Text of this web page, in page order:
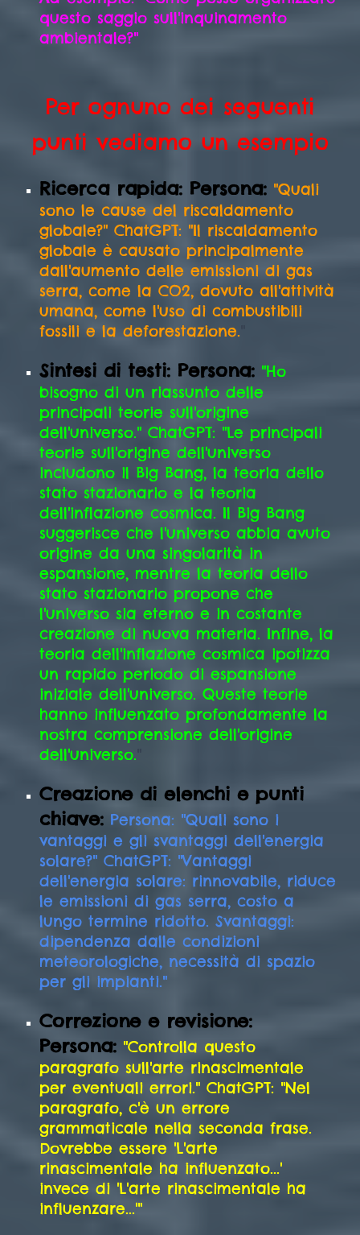
questo saggio sull'inquinamento
ambientale?"
Per ognuno dei seguenti
punti vediamo un esempio
Ricerca rapida: Persona: "Quali
sono le cause del riscaldamento
globale?" ChatGPT: "Il riscaldamento
globale è causato principalmente
dall'aumento delle emissioni di gas
serra, come la CO2, dovuto all'attività
umana, come l'uso di combustibili
fossili e la deforestazione.
Sintesi di testi: Persona: "Ho
bisogno di un riassunto delle
principali teorie sull'origine
dell'universo." ChatGPT: "Le principali
teorie sull'origine dell'universo
includono il Big Bang, la teoria dello
stato stazionario e la teoria
dell'inflazione cosmica. Il Big Bang
suggerisce che l'universo abbia avuto
origine da una singolarità in
espansione, mentre la teoria dello
stato stazionario propone che
l'universo sia eterno e in costante
creazione di nuova materia. Infine, la
teoria dell'inflazione cosmica ipotizza
un rapido periodo di espansione
iniziale dell'universo. Queste teorie
hanno influenzato profondamente la
nostra comprensione dell'origine
dell'universo.
Creazione di elenchi e punti
chiave: Persona: "Quali sono i
vantaggi e gli svantaggi dell'energia
solare?" ChatGPT: "Vantaggi
dell'energia solare: rinnovabile, riduce
le emissioni di gas serra, costo a
lungo termine ridotto. Svantaggi:
dipendenza dalle condizioni
meteorologiche, necessità di spazio
per gli impianti."
Correzione e revisione:
Persona: "Controlla questo
paragrafo sull'arte rinascimentale
per eventuali errori." ChatGPT: "Nel
paragrafo, c'è un errore
grammaticale nella seconda frase.
Dovrebbe essere 'L'arte
rinascimentale ha influenzato...'
invece di 'L'arte rinascimentale ha
influenzare...'"